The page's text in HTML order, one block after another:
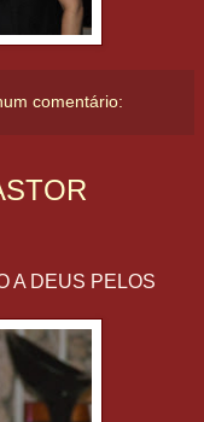
comentário:
A DEUS PELOS